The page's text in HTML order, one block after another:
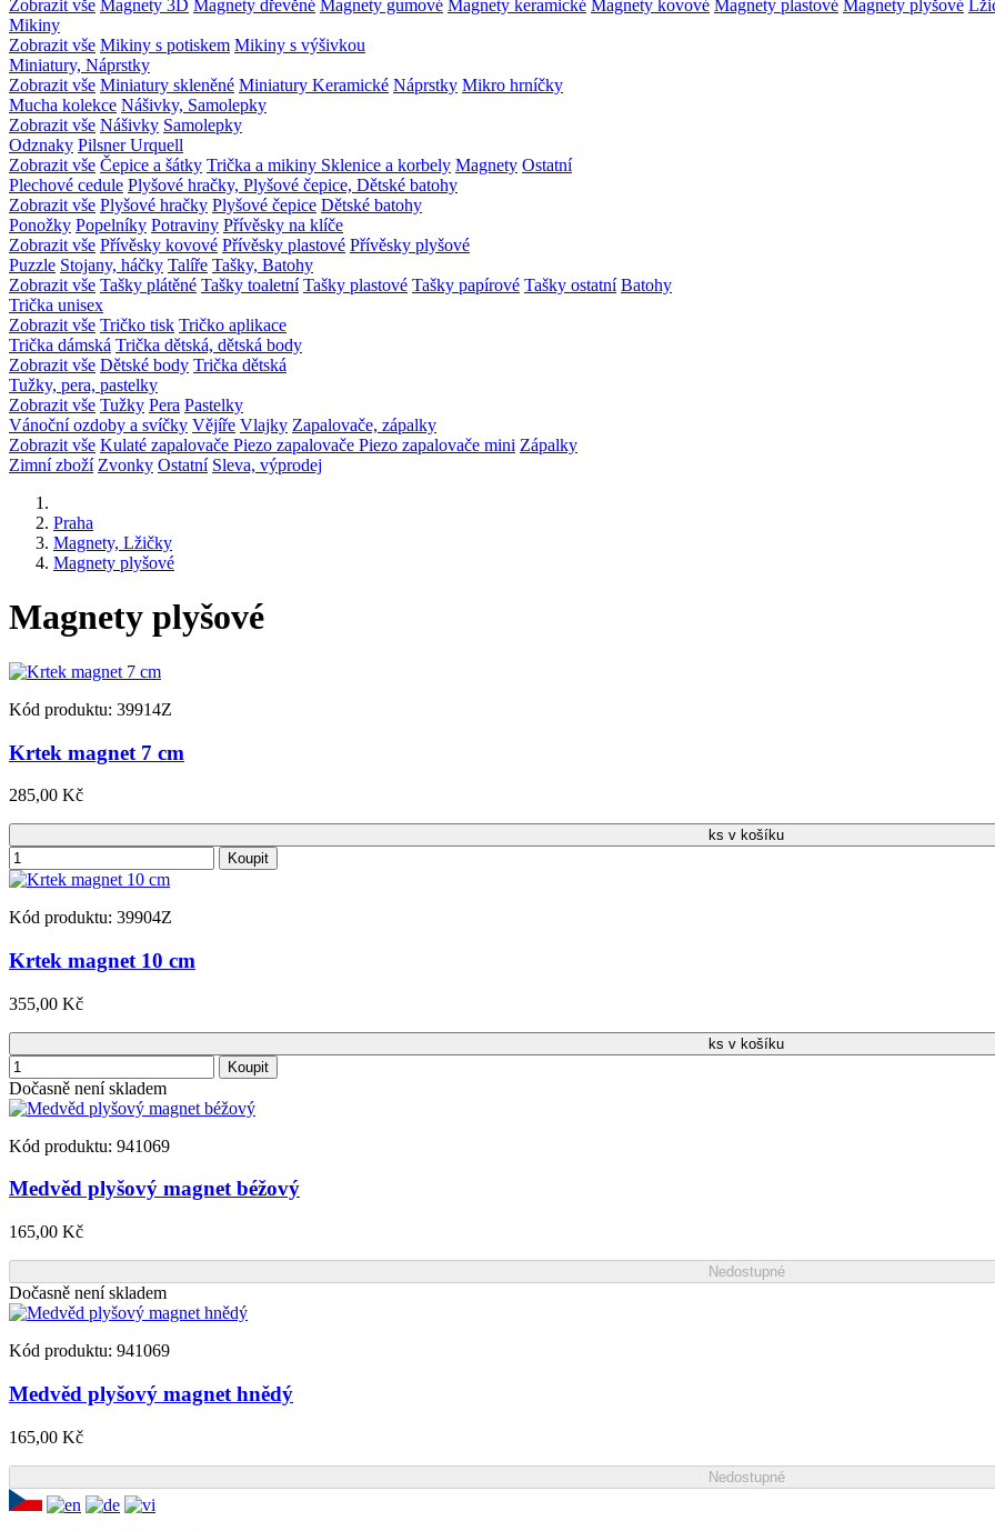
Zobrazit vše Magnety 3D Magnety dřevěné Magnety gumové Magnety keramické Magnety kovové Magnety plastové Magnety plyšové
Mikiny
Zobrazit vše Mikiny s potiskem Mikiny s výšivkou
Miniatury, Náprstky
Zobrazit vše Miniatury skleněné Miniatury Keramické Náprstky Mikro hrníčky
Mucha kolekce Nášivky, Samolepky
Zobrazit vše Nášivky Samolepky
Odznaky Pilsner Urquell
Zobrazit vše Čepice a šátky Trička a mikiny Sklenice a korbely Magnety Ostatní
Plechové cedule Plyšové hračky, Plyšové čepice, Dětské batohy
Zobrazit vše Plyšové hračky Plyšové čepice Dětské batohy
Ponožky Popelníky Potraviny Přívěsky na klíče
Zobrazit vše Přívěsky kovové Přívěsky plastové Přívěsky plyšové
Puzzle Stojany, háčky Talíře Tašky, Batohy
Zobrazit vše Tašky plátěné Tašky toaletní Tašky plastové Tašky papírové Tašky ostatní Batohy
Trička unisex
Zobrazit vše Tričko tisk Tričko aplikace
Trička dámská Trička dětská, dětská body
Zobrazit vše Dětské body Trička dětská
Tužky, pera, pastelky
Zobrazit vše Tužky Pera Pastelky
Vánoční ozdoby a svíčky Vějíře Vlajky Zapalovače, zápalky
Zobrazit vše Kulaté zapalovače Piezo zapalovače Piezo zapalovače mini Zápalky
Zimní zboží Zvonky Ostatní Sleva, výprodej
Praha
Magnety, Lžičky
Magnety plyšové
Magnety plyšové
Kód produktu: 39914Z
Krtek magnet 7 cm
285,00 Kč
ks v košíku
Koupit
Kód produktu: 39904Z
Krtek magnet 10 cm
355,00 Kč
ks v košíku
Koupit
Dočasně není skladem
Kód produktu: 941069
Medvěd plyšový magnet béžový
165,00 Kč
Nedostupné
Dočasně není skladem
Kód produktu: 941069
Medvěd plyšový magnet hnědý
165,00 Kč
Nedostupné